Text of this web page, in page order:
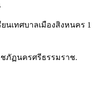
นเทศบาลเมืองสิงหนคร 1
ชภัฏนครศรีธรรมราช.